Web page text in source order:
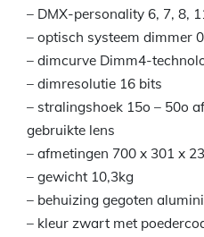
– DMX-personality 6, 7, 8,
– optisch systeem dimmer
– dimcurve Dimm4-
– dimresolutie 16 bits
– stralingshoek 15o – 50o
gebruikte lens
– afmetingen 700 x 301 x
– gewicht 10,3kg
– behuizing gegoten
– kleur zwart met